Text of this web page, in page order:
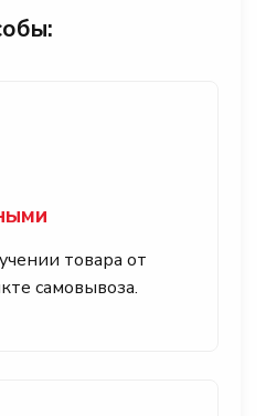
товара от
самовывоза.